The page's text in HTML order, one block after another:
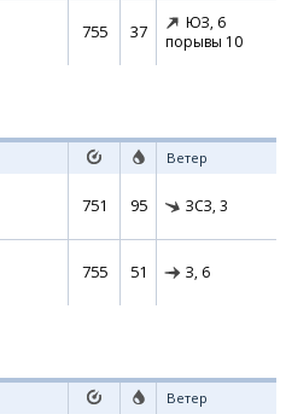
755 37 ЮЗ, 6
порывы 10
Ветер
751 95 ЗСЗ, 3
755 51 З, 6
Ветер